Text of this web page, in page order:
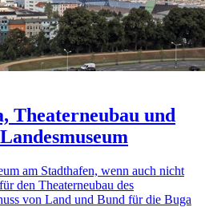
Theaterneubau und
am Stadthafen, wenn auch nicht
den Theaterneubau des
von Land und Bund für die Buga